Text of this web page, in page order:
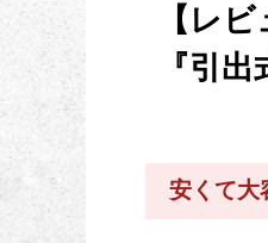
【レ
『引
安くて大